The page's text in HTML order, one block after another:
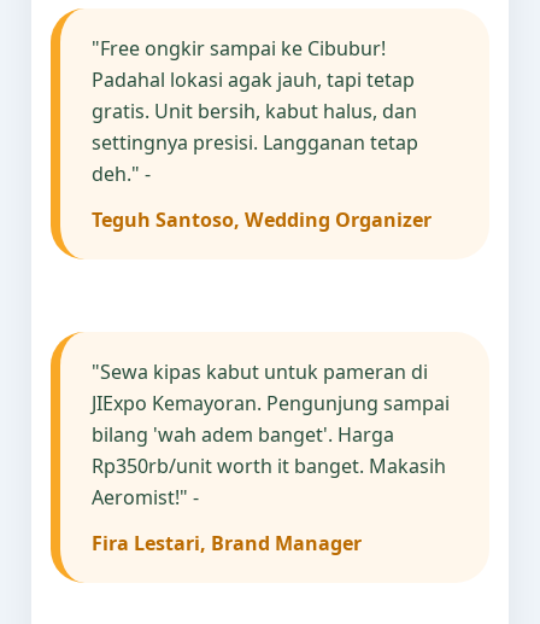
"Free ongkir sampai ke Cibubur!
Padahal lokasi agak jauh, tapi tetap
gratis. Unit bersih, kabut halus, dan
settingnya presisi. Langganan tetap
deh." -
Teguh Santoso, Wedding Organizer
"Sewa kipas kabut untuk pameran di
JIExpo Kemayoran. Pengunjung sampai
bilang 'wah adem banget'. Harga
Rp350rb/unit worth it banget. Makasih
Aeromist!" -
Fira Lestari, Brand Manager